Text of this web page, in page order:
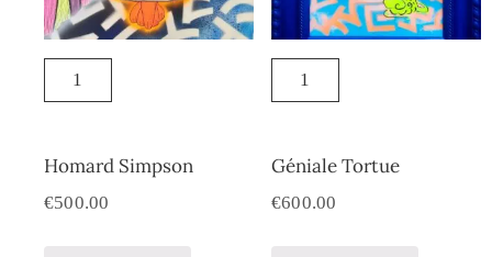
Homard Simpson
€500.00
Géniale Tortue
€600.00